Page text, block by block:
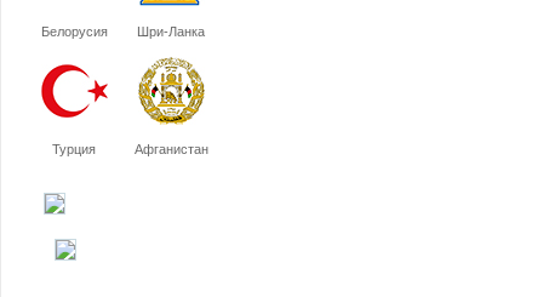
Белорусия Шри-Ланка
Турция Афганистан